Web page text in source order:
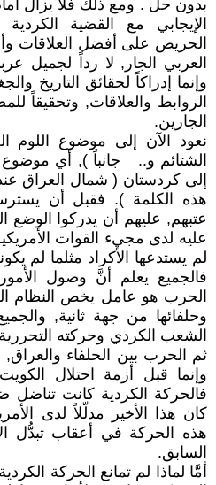
بدون حلِّ . ومع ذلك فلا يزال
الإيجابي مع القضية
الحريص على أفضل العلاقات
العربي الجار, لا رداً لجميل
وإنما إدراكاً لحقائق التاريخ
الروابط والعلاقات, وتحقيقاً
الجارين.
نعود الآن إلى موضوع اللوم
الشتائم و.. جانباً ), أي موضوع
إلى كردستان ( شمال العراق
هذه الكلمة ). فقبل أن
عتبهم, عليهم أن يدركوا
عليه لدى مجيء القوات
لم يستدعها الأكراد مثلما لم
فالجميع يعلم أنَّ وصول
الحرب هو عامل يخص النظام
وحلفائها من جهة ثانية,
الشعب الكردي وحركته
ثم الحرب بين الحلفاء
وإنما قبل أزمة احتلال
فالحركة الكردية كانت تناضل
كان هذا الأخير مدلّلاً لدى
هذه الحركة في أعقاب تبدُّل
السابق.
أمَّا لماذا لم تمانع الحركة